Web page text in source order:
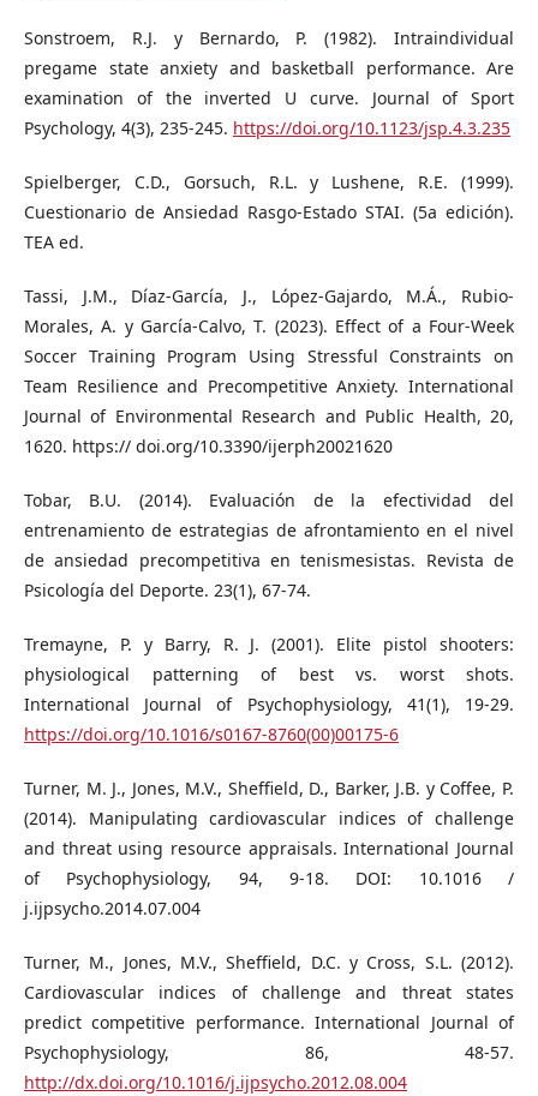
Sonstroem, R.J. y Bernardo, P. (1982). Intraindividual
pregame state anxiety and basketball performance. Are
examination of the inverted U curve. Journal of Sport
Psychology, 4(3), 235-245. https://doi.org/10.1123/jsp.4.3.235
Spielberger, C.D., Gorsuch, R.L. y Lushene, R.E. (1999).
Cuestionario de Ansiedad Rasgo-Estado STAI. (5a edición).
TEA ed.
Tassi, J.M., Díaz-García, J., López-Gajardo, M.Á., Rubio-
Morales, A. y García-Calvo, T. (2023). Effect of a Four-Week
Soccer Training Program Using Stressful Constraints on
Team Resilience and Precompetitive Anxiety. International
Journal of Environmental Research and Public Health, 20,
1620. https:// doi.org/10.3390/ijerph20021620
Tobar, B.U. (2014). Evaluación de la efectividad del
entrenamiento de estrategias de afrontamiento en el nivel
de ansiedad precompetitiva en tenismesistas. Revista de
Psicología del Deporte. 23(1), 67-74.
Tremayne, P. y Barry, R. J. (2001). Elite pistol shooters:
physiological patterning of best vs. worst shots.
International Journal of Psychophysiology, 41(1), 19-29.
https://doi.org/10.1016/s0167-8760(00)00175-6
Turner, M. J., Jones, M.V., Sheffield, D., Barker, J.B. y Coffee, P.
(2014). Manipulating cardiovascular indices of challenge
and threat using resource appraisals. International Journal
of Psychophysiology, 94, 9-18. DOI: 10.1016 /
j.ijpsycho.2014.07.004
Turner, M., Jones, M.V., Sheffield, D.C. y Cross, S.L. (2012).
Cardiovascular indices of challenge and threat states
predict competitive performance. International Journal of
Psychophysiology, 86, 48-57.
http://dx.doi.org/10.1016/j.ijpsycho.2012.08.004